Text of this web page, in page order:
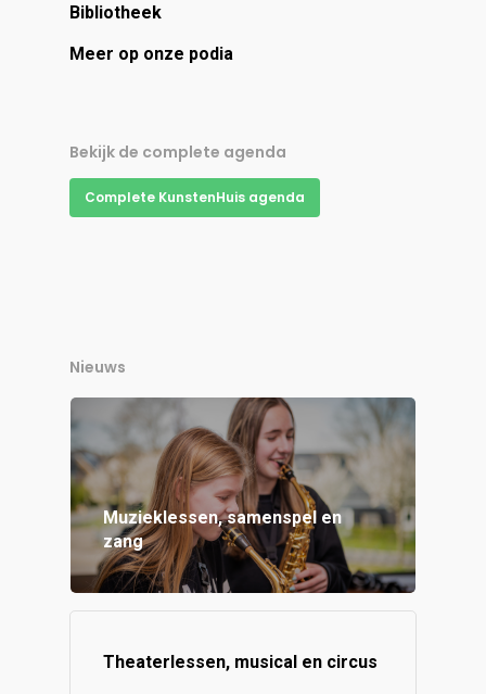
Bibliotheek
Meer op onze podia
Bekijk de complete agenda
Complete KunstenHuis agenda
Nieuws
Muzieklessen, samenspel en
zang
Theaterlessen, musical en circus